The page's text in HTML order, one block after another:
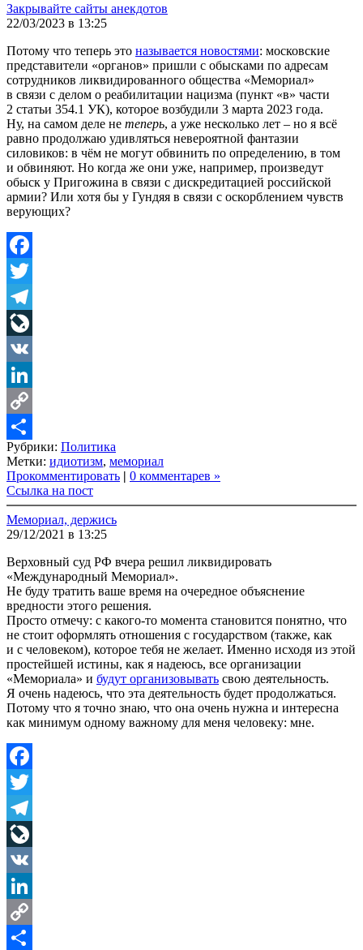
Закрывайте сайты анекдотов
22/03/2023 в 13:25
Потому что теперь это называется новостями: московские
представители «органов» пришли с обысками по адресам
сотрудников ликвидированного общества «Мемориал»
в связи с делом о реабилитации нацизма (пункт «в» части
2 статьи 354.1 УК), которое возбудили 3 марта 2023 года.
Ну, на самом деле не теперь, а уже несколько лет – но я всё
равно продолжаю удивляться невероятной фантазии
силовиков: в чём не могут обвинить по определению, в том
и обвиняют. Но когда же они уже, например, произведут
обыск у Пригожина в связи с дискредитацией российской
армии? Или хотя бы у Гундяя в связи с оскорблением чувств
верующих?
Facebook
Twitter
Telegram
LiveJournal
VK
LinkedIn
Copy
Link
Share
Рубрики: Политика
Метки: идиотизм, мемориал
Прокомментировать | 0 комментарев »
Ссылка на пост
Мемориал, держись
29/12/2021 в 13:25
Верховный суд РФ вчера решил ликвидировать
«Международный Мемориал».
Не буду тратить ваше время на очередное объяснение
вредности этого решения.
Просто отмечу: с какого-то момента становится понятно, что
не стоит оформлять отношения с государством (также, как
и с человеком), которое тебя не желает. Именно исходя из этой
простейшей истины, как я надеюсь, все организации
«Мемориала» и будут организовывать свою деятельность.
Я очень надеюсь, что эта деятельность будет продолжаться.
Потому что я точно знаю, что она очень нужна и интересна
как минимум одному важному для меня человеку: мне.
Facebook
Twitter
Telegram
LiveJournal
VK
LinkedIn
Copy